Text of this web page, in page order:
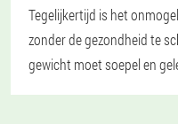
Tegelijkertijd is het
zonder de gezondheid te
gewicht moet soepel en